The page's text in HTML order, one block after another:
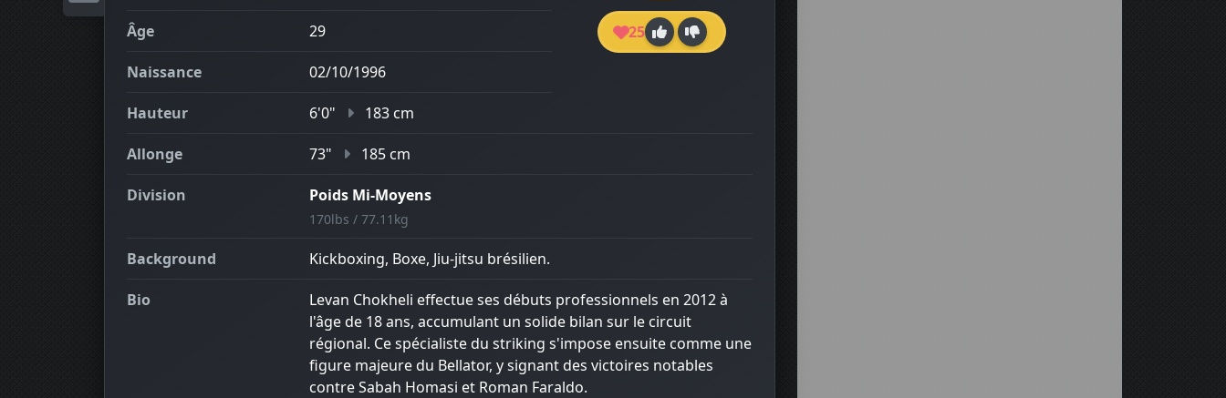
25
Âge 29
Naissance 02/10/1996
Hauteur 6'0" 183 cm
Allonge 73" 185 cm
Division Poids Mi-Moyens
170lbs / 77.11kg
Background Kickboxing, Boxe, Jiu-jitsu brésilien.
Bio
Levan Chokheli effectue ses débuts professionnels en 2012 à
l'âge de 18 ans, accumulant un solide bilan sur le circuit
régional. Ce spécialiste du striking s'impose ensuite comme une
figure majeure du Bellator, y signant des victoires notables
contre Sabah Homasi et Roman Faraldo.